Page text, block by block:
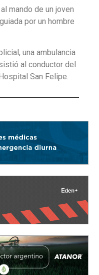
mando de un joven
por un hombre
una ambulancia
al conductor del
San Felipe.